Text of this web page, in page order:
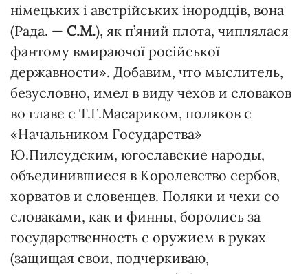
німецьких і австрійських інородців, вона
(Рада. — С.М.), як п’яний плота, чиплялася
фантому вмираючої російської
державности». Добавим, что мыслитель,
безусловно, имел в виду чехов и словаков
во главе с Т.Г.Масариком, поляков с
«Начальником Государства»
Ю.Пилсудским, югославские народы,
объединившиеся в Королевство сербов,
хорватов и словенцев. Поляки и чехи со
словаками, как и финны, боролись за
государственность с оружием в руках
(защищая свои, подчеркиваю,